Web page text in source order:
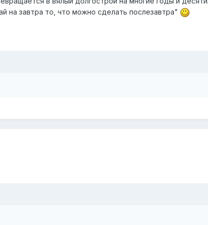
на завтра то, что можно сделать послезавтра"